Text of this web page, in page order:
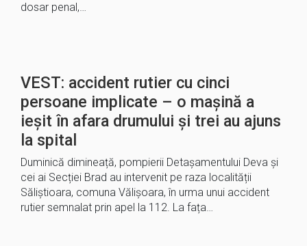
dosar penal,…
VEST: accident rutier cu cinci
persoane implicate – o mașină a
ieșit în afara drumului și trei au ajuns
la spital
Duminică dimineață, pompierii Detașamentului Deva și
cei ai Secției Brad au intervenit pe raza localității
Săliștioara, comuna Vălișoara, în urma unui accident
rutier semnalat prin apel la 112. La fața…